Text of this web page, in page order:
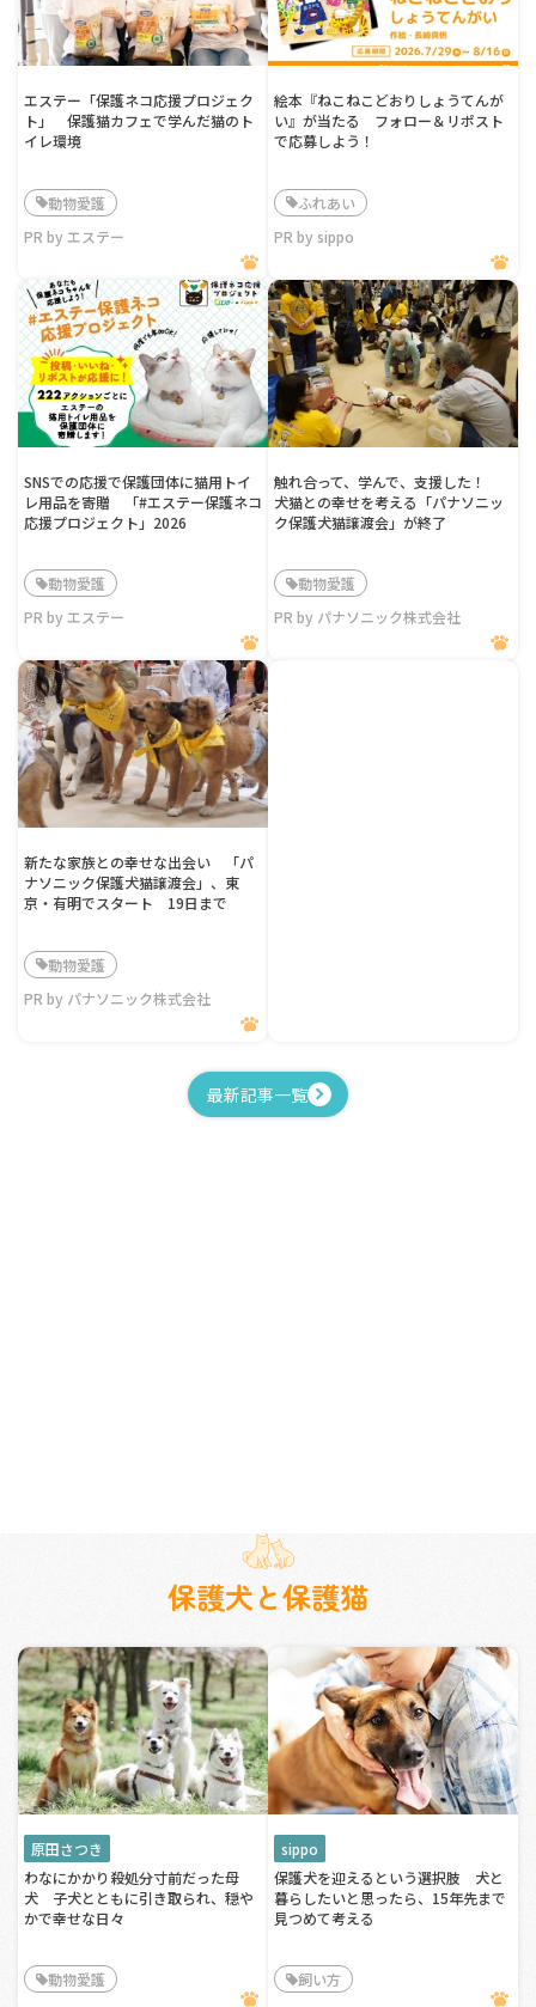
エステー「保護ネコ応援プロジェク
ト」 保護猫カフェで学んだ猫のト
イレ環境
動物愛護
PR by エステー
絵本『ねこねこどおりしょうてんが
い』が当たる フォロー＆リポスト
で応募しよう！
ふれあい
PR by sippo
SNSでの応援で保護団体に猫用トイ
レ用品を寄贈 「#エステー保護ネコ
応援プロジェクト」2026
動物愛護
PR by エステー
触れ合って、学んで、支援した！
犬猫との幸せを考える「パナソニッ
ク保護犬猫譲渡会」が終了
動物愛護
PR by パナソニック株式会社
新たな家族との幸せな出会い 「パ
ナソニック保護犬猫譲渡会」、東
京・有明でスタート 19日まで
動物愛護
PR by パナソニック株式会社
最新記事一覧
保護犬と保護猫
原田さつき
わなにかかり殺処分寸前だった母
犬 子犬とともに引き取られ、穏や
かで幸せな日々
動物愛護
sippo
保護犬を迎えるという選択肢 犬と
暮らしたいと思ったら、15年先まで
見つめて考える
飼い方